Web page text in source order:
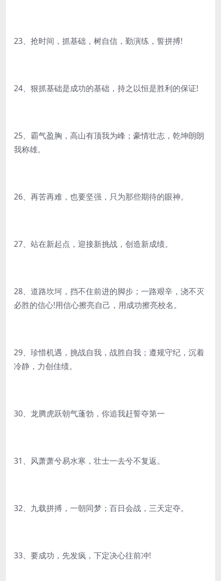
23、抢时间，抓基础，树自信，勤演练，誓拼搏!
24、狠抓基础是成功的基础，持之以恒是胜利的保证!
25、霸气盈胸，高山有顶我为峰；豪情壮志，乾坤朗朗
我称雄。
26、再苦再难，也要坚强，只为那些期待的眼神。
27、站在新起点，迎接新挑战，创造新成绩。
28、道路坎坷，挡不住前进的脚步；一路艰辛，浇不灭
必胜的信心!用信心擦亮自己，用成功擦亮校名。
29、珍惜机遇，挑战自我，战胜自我；遵规守纪，沉着
冷静，力创佳绩。
30、龙腾虎跃朝气蓬勃，你追我赶誓夺第一
31、风萧萧兮易水寒，壮士一去兮不复返。
32、九载拼搏，一朝同梦；百日会战，三天定夺。
33、要成功，先发疯，下定决心往前冲!